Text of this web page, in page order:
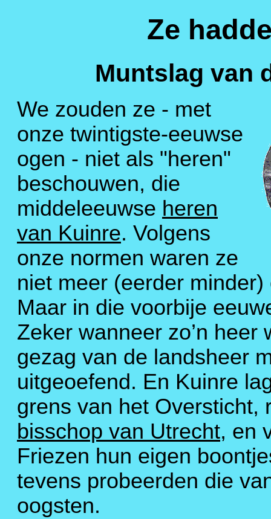
Ze
Muntslag van
We zouden ze - met
onze twintigste-eeuwse
ogen - niet als "heren"
beschouwen, die
middeleeuwse heren
van Kuinre. Volgens
onze normen waren ze
niet meer (eerder
Maar in die voorbije
Zeker wanneer zo’n
gezag van de landsheer
uitgeoefend. En Kuinre
grens van het Oversticht,
bisschop van Utrecht, en
Friezen hun eigen
tevens probeerden die
oogsten.